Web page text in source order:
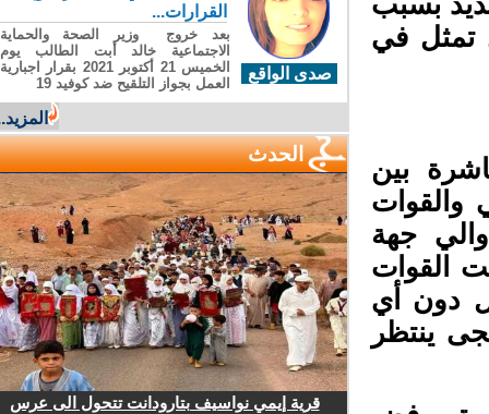
تمثل في
بين
جهة
القوات
دون أي
ينتظر
صدى الواقع
القرارات...
بعد خروج وزير الصحة والحماية
الاجتماعية خالد أبت الطالب يوم
الخميس 21 أكتوبر 2021 بقرار اجبارية
العمل بجواز التلقيح ضد كوفيد 19
المزيد...
الحدث
قرية إيمي نواسيف بتارودانت تتحول الى عرس